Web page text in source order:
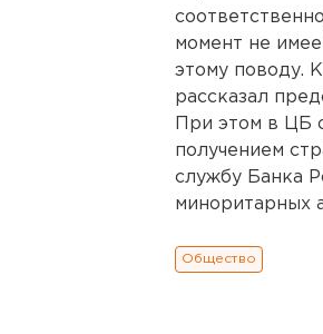
момент не
этому поводу.
рассказал
При этом в ЦБ
получением
службу Банка
миноритарных
Общество